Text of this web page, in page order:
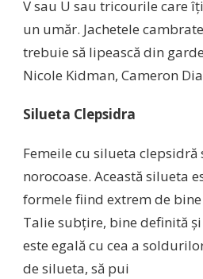
Vsau U sau tricourile care îţi
un umăr. Jachetele
trebuie să lipească din
Nicole Kidman, Cameron
Silueta Clepsidra
Femeile cu silueta clepsidră
norocoase. Această silueta
formele fiind extrem de bine
Talie subţire, bine definită şi
este egală cu cea a
de silueta, să pui